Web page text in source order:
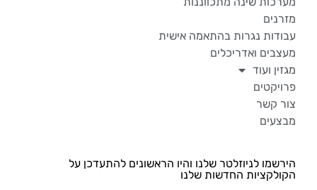
מזרנים
עבודות נגרות בהתאמה אישית
מעצבים ואדריכלים
מגזין ועוד
פרויקטים
צור קשר
מבצעים
הירשמו לניוזלטר שלנו והיו הראשונים להתעדכן על
הקולקציות החדשות שלנו